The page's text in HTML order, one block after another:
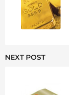
NEXT POST